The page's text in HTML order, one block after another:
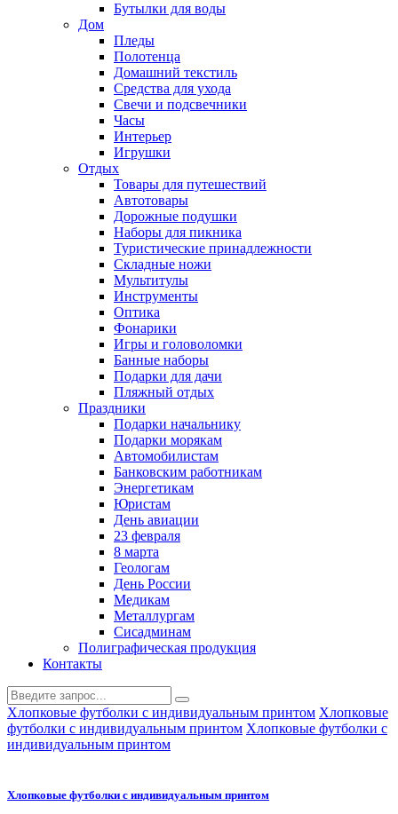
Бутылки для воды
Дом
Пледы
Полотенца
Домашний текстиль
Средства для ухода
Свечи и подсвечники
Часы
Интерьер
Игрушки
Отдых
Товары для путешествий
Автотовары
Дорожные подушки
Наборы для пикника
Туристические принадлежности
Складные ножи
Мультитулы
Инструменты
Оптика
Фонарики
Игры и головоломки
Банные наборы
Подарки для дачи
Пляжный отдых
Праздники
Подарки начальнику
Подарки морякам
Автомобилистам
Банковским работникам
Энергетикам
Юристам
День авиации
23 февраля
8 марта
Геологам
День России
Медикам
Металлургам
Сисадминам
Полиграфическая продукция
Контакты
Хлопковые футболки с индивидуальным принтом Хлопковые
футболки с индивидуальным принтом Хлопковые футболки с
индивидуальным принтом
Хлопковые футболки с индивидуальным принтом